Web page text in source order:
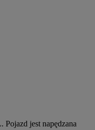
Pojazd jest napędzana